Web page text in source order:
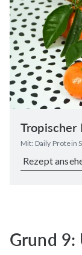
Tropischer
Mit: Daily Protein
Rezept
Grund 9: